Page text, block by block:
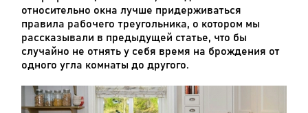
относительно окна лучше придерживаться
правила рабочего треугольника, о котором мы
рассказывали в предыдущей статье, что бы
случайно не отнять у себя время на брождения от
одного угла комнаты до другого.